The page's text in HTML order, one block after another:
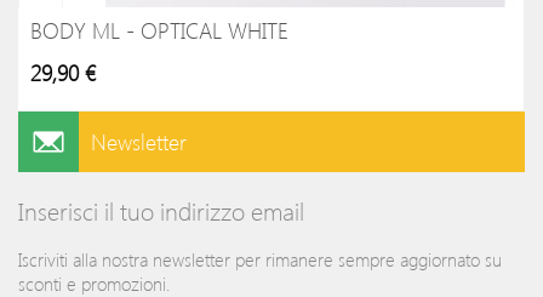
BODY ML - OPTICAL WHITE
29,90 €
Newsletter
Inserisci il tuo indirizzo email
Iscriviti alla nostra newsletter per rimanere sempre aggiornato su
sconti e promozioni.